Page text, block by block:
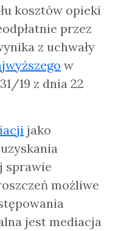
kosztów opieki
przez
z uchwały
w
19 z dnia 22
jako
sprawie
możliwe
jest mediacja